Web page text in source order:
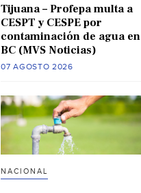
Tijuana – Profepa multa a
CESPT y CESPE por
contaminación de agua en
BC (MVS Noticias)
07 AGOSTO 2026
NACIONAL